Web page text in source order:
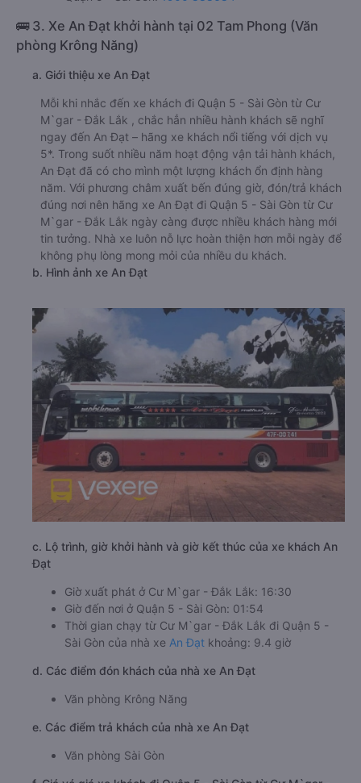
🚌 3. Xe An Đạt khởi hành tại 02 Tam Phong (Văn
phòng Krông Năng)
a. Giới thiệu xe An Đạt
Mỗi khi nhắc đến xe khách đi Quận 5 - Sài Gòn từ Cư
M`gar - Đắk Lắk , chắc hẳn nhiều hành khách sẽ nghĩ
ngay đến An Đạt – hãng xe khách nổi tiếng với dịch vụ
5*. Trong suốt nhiều năm hoạt động vận tải hành khách,
An Đạt đã có cho mình một lượng khách ổn định hàng
năm. Với phương châm xuất bến đúng giờ, đón/trả khách
đúng nơi nên hãng xe An Đạt đi Quận 5 - Sài Gòn từ Cư
M`gar - Đắk Lắk ngày càng được nhiều khách hàng mới
tin tưởng. Nhà xe luôn nỗ lực hoàn thiện hơn mỗi ngày để
không phụ lòng mong mỏi của nhiều du khách.
b. Hình ảnh xe An Đạt
c. Lộ trình, giờ khởi hành và giờ kết thúc của xe khách An
Đạt
Giờ xuất phát ở Cư M`gar - Đắk Lắk: 16:30
Giờ đến nơi ở Quận 5 - Sài Gòn: 01:54
Thời gian chạy từ Cư M`gar - Đắk Lắk đi Quận 5 -
Sài Gòn của nhà xe An Đạt khoảng: 9.4 giờ
d. Các điểm đón khách của nhà xe An Đạt
Văn phòng Krông Năng
e. Các điểm trả khách của nhà xe An Đạt
Văn phòng Sài Gòn